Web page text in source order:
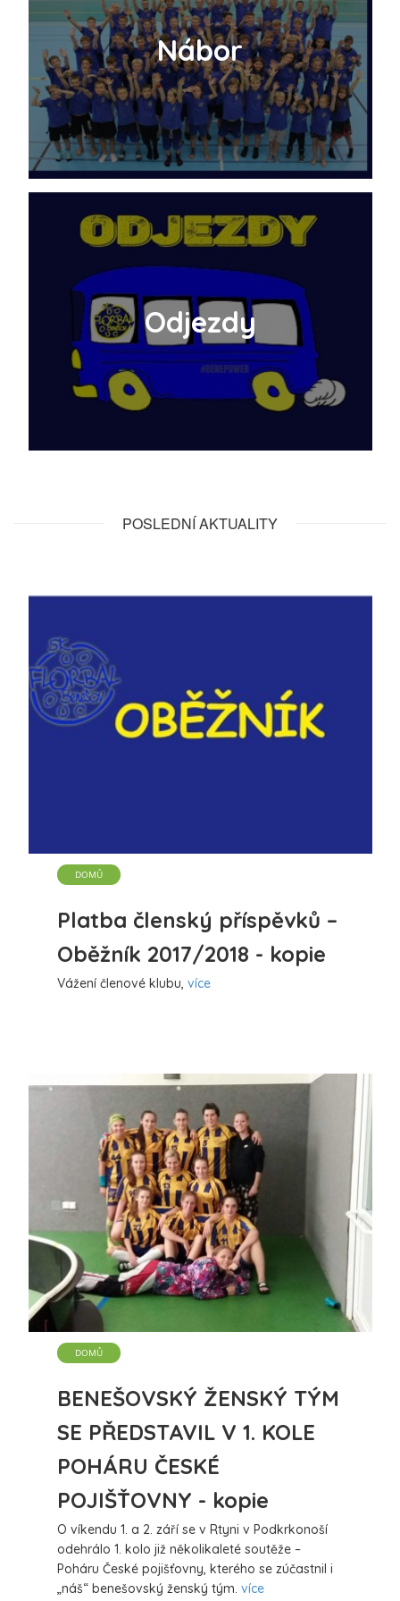
Nábor
Odjezdy
POSLEDNÍ AKTUALITY
Platba členský příspěvků –
Oběžník 2017/2018 - kopie
Vážení členové klubu, více
DOMŮ
BENEŠOVSKÝ ŽENSKÝ TÝM
SE PŘEDSTAVIL V 1. KOLE
POHÁRU ČESKÉ
POJIŠŤOVNY - kopie
O víkendu 1. a 2. září se v Rtyni v Podkrkonoší
odehrálo 1. kolo již několikaleté soutěže –
Poháru České pojišťovny, kterého se zúčastnil i
„náš“ benešovský ženský tým. více
DOMŮ